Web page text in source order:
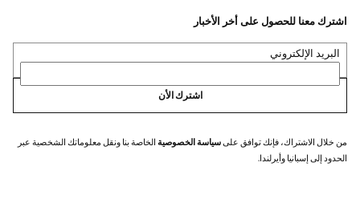
اشترك معنا للحصول على أخر الأخبار
البريد الإلكتروني
اشترك الأن
من خلال الاشتراك، فإنك توافق علىسياسة الخصوصية الخاصة بنا ونقل معلوماتك الشخصية عبر
الحدود إلى إسبانيا وأيرلندا.